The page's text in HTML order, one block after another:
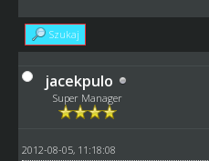
Szukaj
jacekpulo
Super Manager
2012-08-05, 11:18:08